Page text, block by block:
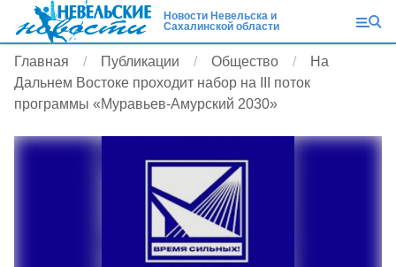
Новости Невельска и
Сахалинской области
Главная Публикации Общество
На
Дальнем Востоке проходит набор на III поток
программы «Муравьев-Амурский 2030»